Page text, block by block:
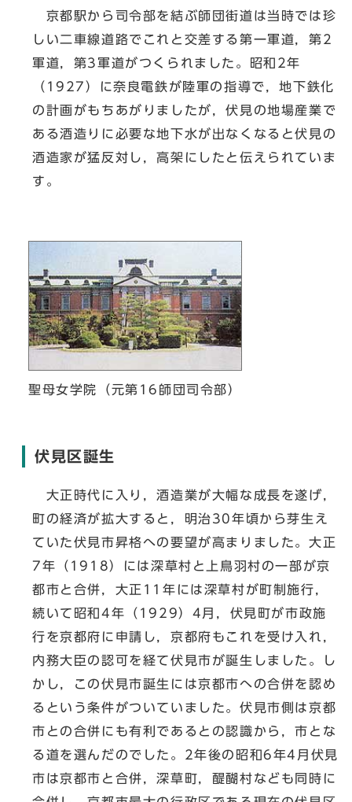
京都駅から司令部を結ぶ師団街道は当時では珍
しい二車線道路でこれと交差する第一軍道，第2
軍道，第3軍道がつくられました。昭和2年
（1927）に奈良電鉄が陸軍の指導で，地下鉄化
の計画がもちあがりましたが，伏見の地場産業で
ある酒造りに必要な地下水が出なくなると伏見の
酒造家が猛反対し，高架にしたと伝えられていま
す。
聖母女学院（元第16師団司令部）
伏見区誕生
大正時代に入り，酒造業が大幅な成長を遂げ，
町の経済が拡大すると，明治30年頃から芽生え
ていた伏見市昇格への要望が高まりました。大正
7年（1918）には深草村と上鳥羽村の一部が京
都市と合併，大正11年には深草村が町制施行，
続いて昭和4年（1929）4月，伏見町が市政施
行を京都府に申請し，京都府もこれを受け入れ，
内務大臣の認可を経て伏見市が誕生しました。し
かし，この伏見市誕生には京都市への合併を認め
るという条件がついていました。伏見市側は京都
市との合併にも有利であるとの認識から，市とな
る道を選んだのでした。2年後の昭和6年4月伏見
市は京都市と合併，深草町，醍醐村なども同時に